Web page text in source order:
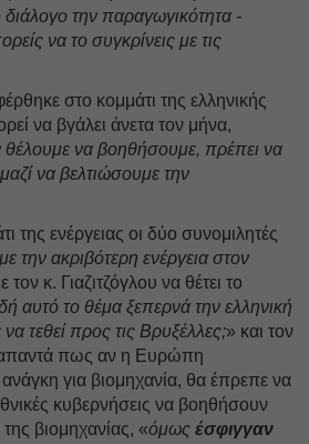
την παραγωγικότητα -
να το συγκρίνεις με τις
στο κομμάτι της ελληνικής
να βγάλει άνετα τον μήνα,
θέλουμε να βοηθήσουμε, πρέπει να
να βελτιώσουμε την
της ενέργειας οι δύο συνομιλητές
την ακριβότερη ενέργεια στον
τον κ. Γιαζιτζόγλου να θέτει το
αυτό το θέμα ξεπερνά την ελληνική
τεθεί προς τις Βρυξέλλες;» και τον
πως αν η Ευρώπη
για βιομηχανία, θα έπρεπε να
κυβερνήσεις να βοηθήσουν
βιομηχανίας, «όμως έσφιγγαν